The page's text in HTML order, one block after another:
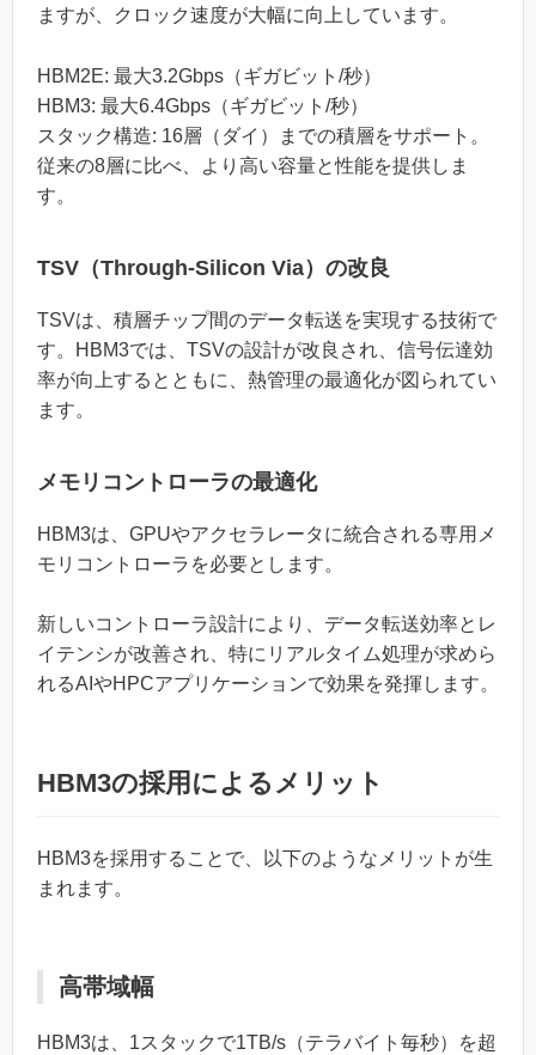
ますが、クロック速度が大幅に向上しています。
HBM2E: 最大3.2Gbps（ギガビット/秒）
HBM3: 最大6.4Gbps（ギガビット/秒）
スタック構造: 16層（ダイ）までの積層をサポート。
従来の8層に比べ、より高い容量と性能を提供しま
す。
TSV（Through-Silicon Via）の改良
TSVは、積層チップ間のデータ転送を実現する技術で
す。HBM3では、TSVの設計が改良され、信号伝達効
率が向上するとともに、熱管理の最適化が図られてい
ます。
メモリコントローラの最適化
HBM3は、GPUやアクセラレータに統合される専用メ
モリコントローラを必要とします。
新しいコントローラ設計により、データ転送効率とレ
イテンシが改善され、特にリアルタイム処理が求めら
れるAIやHPCアプリケーションで効果を発揮します。
HBM3の採用によるメリット
HBM3を採用することで、以下のようなメリットが生
まれます。
高帯域幅
HBM3は、1スタックで1TB/s（テラバイト毎秒）を超